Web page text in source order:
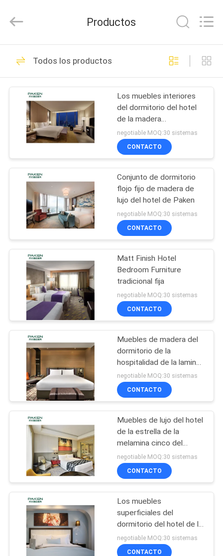
HOGAR
PRODUCTOS
SOBRE
NOSOTROS
VIAJE
FÁBRICA
CONTROL
CALIDAD
ÉNTRENOS
EN
CONTACTO
CON
PIDA
UNA
CITA
MAPA
DEL
SITIO
PRIVACY
POLICY
Furniture
Rights
muebles modernos
del hotel
32
Sistemas de los
muebles del
dormitorio del hotel
107
Muebles del
dormitorio del hotel
de lujo
Muebles del pasillo
del hotel
12
Muebles de la sala
de estar del hotel
27
Productos
Todos los productos
Los muebles interiores
del dormitorio del hotel
de la madera
contrachapada del grado
E1 fijan
negotiable MOQ:30 sistemas
CONTACTO
Conjunto de dormitorio
flojo fijo de madera de
lujo del hotel de Paken
negotiable MOQ:30 sistemas
CONTACTO
Matt Finish Hotel
Bedroom Furniture
tradicional fija
negotiable MOQ:30 sistemas
CONTACTO
Muebles de madera del
dormitorio de la
hospitalidad de la lamina
del hotel
negotiable MOQ:30 sistemas
CONTACTO
Muebles de lujo del hotel
de la estrella de la
melamina cinco del
dormitorio
negotiable MOQ:30 sistemas
CONTACTO
Los muebles
superficiales del
dormitorio del hotel de la
melamina de lujo fijan
negotiable MOQ:30 sistemas
CONTACTO